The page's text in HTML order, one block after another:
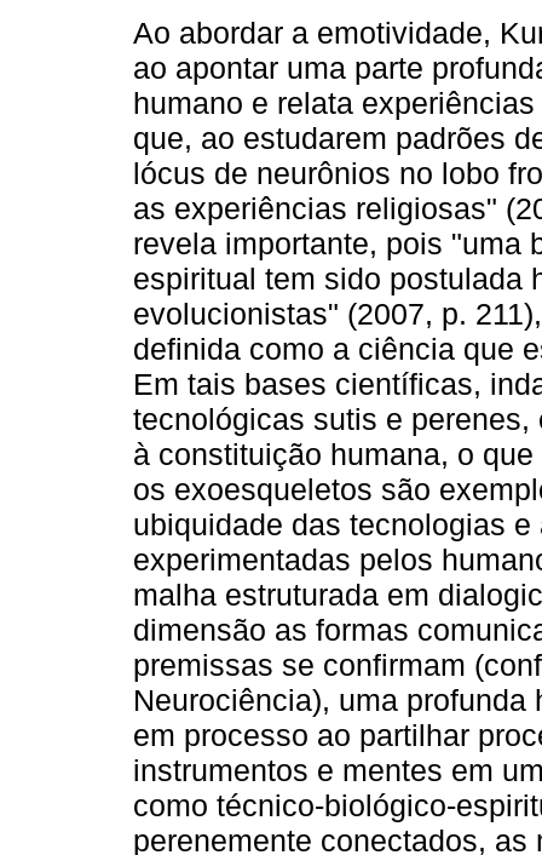
Ao abordar a emotividade,
ao apontar uma parte
humano e relata
que, ao estudarem padrões
lócus de neurônios no lobo
as experiências religiosas"
revela importante, pois "uma
espiritual tem sido postulada
evolucionistas" (2007, p.
definida como a ciência que
Em tais bases científicas,
tecnológicas sutis e
à constituição humana, o
os exoesqueletos são
ubiquidade das tecnologias
experimentadas pelos
malha estruturada em
dimensão as formas
premissas se confirmam
Neurociência), uma
em processo ao partilhar
instrumentos e mentes em
como técnico-biológico-
perenemente conectados,